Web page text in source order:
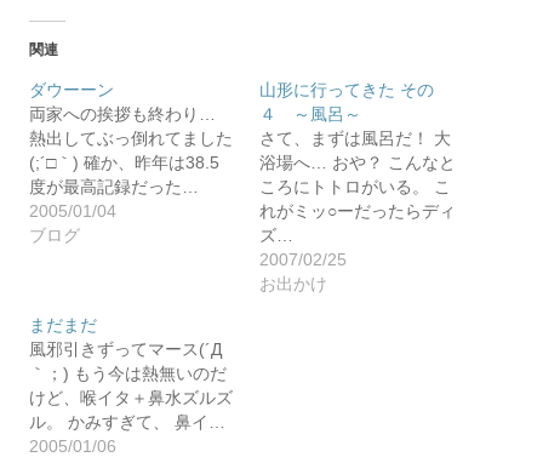
関連
ダウーーン
両家への挨拶も終わり…
熱出してぶっ倒れてました
(;´□｀) 確か、昨年は38.5
度が最高記録だった…
2005/01/04
ブログ
山形に行ってきた その
４ ～風呂～
さて、まずは風呂だ！ 大
浴場へ… おや？ こんなと
ころにトトロがいる。 こ
れがミッ○ーだったらディ
ズ…
2007/02/25
お出かけ
まだまだ
風邪引きずってマース(´Д
｀；) もう今は熱無いのだ
けど、喉イタ＋鼻水ズルズ
ル。 かみすぎて、 鼻イ…
2005/01/06